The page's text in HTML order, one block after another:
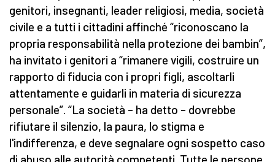
genitori, insegnanti, leader religiosi, media, società
civile e a tutti i cittadini affinché “riconoscano la
propria responsabilità nella protezione dei bambin”,
ha invitato i genitori a “rimanere vigili, costruire un
rapporto di fiducia con i propri figli, ascoltarli
attentamente e guidarli in materia di sicurezza
personale”. “La società – ha detto – dovrebbe
rifiutare il silenzio, la paura, lo stigma e
l'indifferenza, e deve segnalare ogni sospetto caso